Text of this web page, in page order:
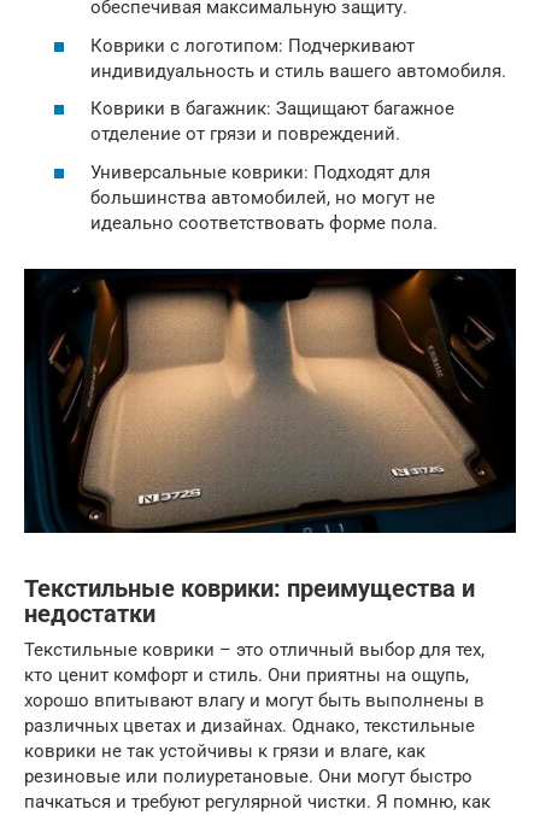
обеспечивая максимальную защиту.
Коврики с логотипом: Подчеркивают
индивидуальность и стиль вашего автомобиля.
Коврики в багажник: Защищают багажное
отделение от грязи и повреждений.
Универсальные коврики: Подходят для
большинства автомобилей, но могут не
идеально соответствовать форме пола.
Текстильные коврики: преимущества и
недостатки
Текстильные коврики – это отличный выбор для тех,
кто ценит комфорт и стиль. Они приятны на ощупь,
хорошо впитывают влагу и могут быть выполнены в
различных цветах и дизайнах. Однако, текстильные
коврики не так устойчивы к грязи и влаге, как
резиновые или полиуретановые. Они могут быстро
пачкаться и требуют регулярной чистки. Я помню, как